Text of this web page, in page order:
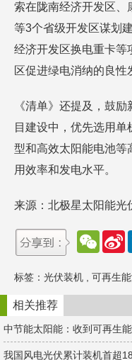
索在陇南经济开发区、
等3个省级开发区谋划
经济开发区换电重卡等
区促进绿电消纳的良性
《清单》还提及，鼓
目建设中，优先选用
型和高效太阳能电池等
用效率和发电水平。
来源：北极星太阳能光
W
e
a
t
S
a
e
b
o
标签： 光伏装机 可再生
相关推荐
中节能太阳能：收到可再生
我国风电光伏累计装机首超